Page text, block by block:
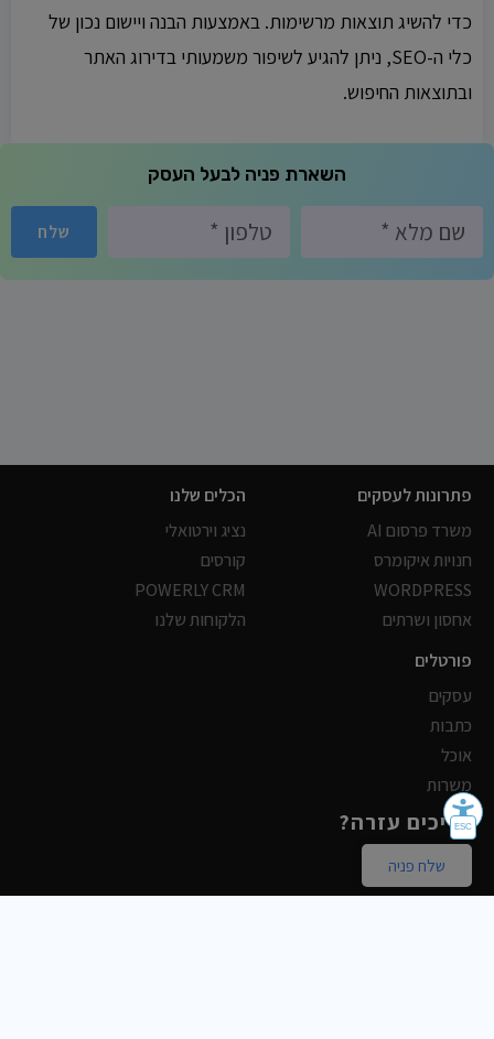
כדי להשיג תוצאות מרשימות. באמצעות הבנה ויישום נכון של
כלי ה-SEO, ניתן להגיע לשיפור משמעותי בדירוג האתר
ובתוצאות החיפוש.
השארת פניה לבעל העסק
שלח
פתרונות לעסקים
משרד פרסום AI
חנויות איקומרס
WORDPRESS
אחסון ושרתים
הכלים שלנו
נציג וירטואלי
קורסים
POWERLY CRM
הלקוחות שלנו
פורטלים
עסקים
כתבות
אוכל
משרות
צריכים עזרה?
שלח פניה